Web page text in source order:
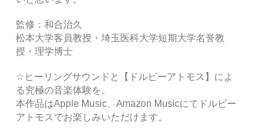
監修：和合治久
松本大学客員教授・埼玉医科大学短期大学名誉教
授・理学博士
☆ヒーリングサウンドと【ドルビーアトモス】によ
る究極の音楽体験を。
本作品はApple Music、Amazon Musicにてドルビー
アトモスでお楽しみいただけます。